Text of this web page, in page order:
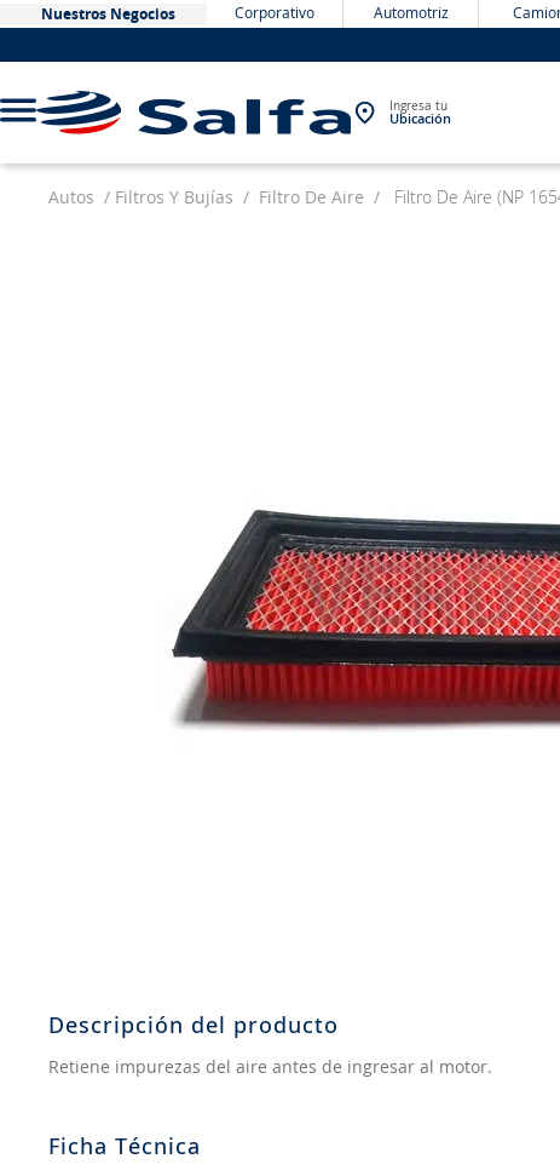
Nuestros Negocios Corporativo Automotriz
Ingresa tu
Ubicación
Autos Filtros Y Bujías Filtro De Aire Filtro De Aire (NP
Descripción del producto
Retiene impurezas del aire antes de ingresar al motor.
john deere